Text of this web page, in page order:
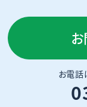
お電話